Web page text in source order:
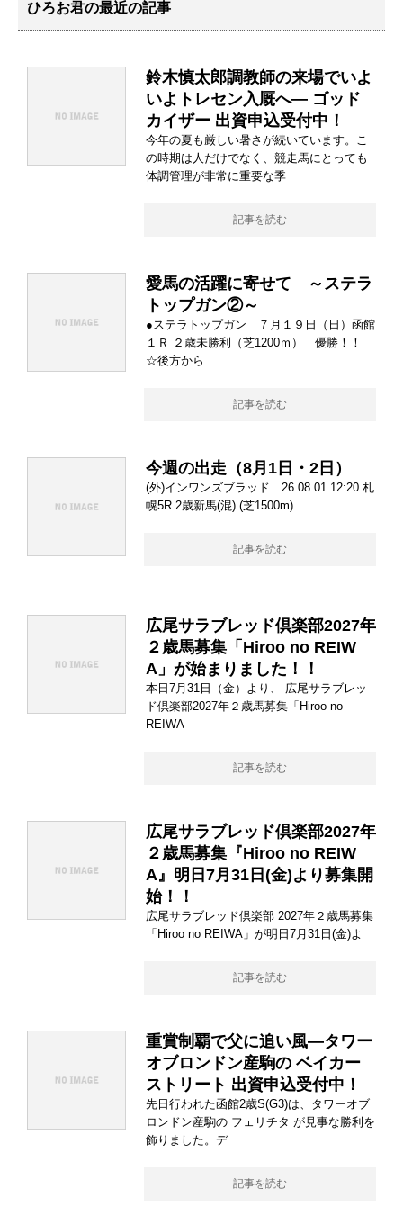
ひろお君の最近の記事
鈴木慎太郎調教師の来場でいよ
いよトレセン入厩へ― ゴッド
カイザー 出資申込受付中！
今年の夏も厳しい暑さが続いています。こ
の時期は人だけでなく、競走馬にとっても
体調管理が非常に重要な季
記事を読む
愛馬の活躍に寄せて ～ステラ
トップガン②～
●ステラトップガン ７月１９日（日）函館
１Ｒ ２歳未勝利（芝1200ｍ） 優勝！！
☆後方から
記事を読む
今週の出走（8月1日・2日）
(外)インワンズブラッド 26.08.01 12:20 札
幌5R 2歳新馬(混) (芝1500m)
記事を読む
広尾サラブレッド倶楽部2027年
２歳馬募集「Hiroo no REIW
A」が始まりました！！
本日7月31日（金）より、 広尾サラブレッ
ド倶楽部2027年２歳馬募集「Hiroo no
REIWA
記事を読む
広尾サラブレッド倶楽部2027年
２歳馬募集『Hiroo no REIW
A』明日7月31日(金)より募集開
始！！
広尾サラブレッド倶楽部 2027年２歳馬募集
「Hiroo no REIWA」が明日7月31日(金)よ
記事を読む
重賞制覇で父に追い風―タワー
オブロンドン産駒の ベイカー
ストリート 出資申込受付中！
先日行われた函館2歳S(G3)は、タワーオブ
ロンドン産駒の フェリチタ が見事な勝利を
飾りました。デ
記事を読む